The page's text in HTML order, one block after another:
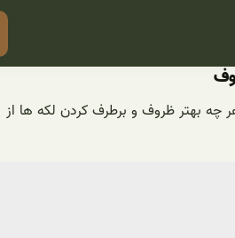
بهتر ظروف و برطرف کردن لکه ها